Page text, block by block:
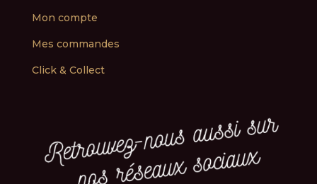
Mon compte
Mes commandes
Click & Collect